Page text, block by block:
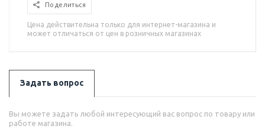
Поделиться
Цена действительна только для интернет-магазина и
может отличаться от цен в розничных магазинах
Задать вопрос
Вы можете задать любой интересующий вас вопрос по товару или
работе магазина.